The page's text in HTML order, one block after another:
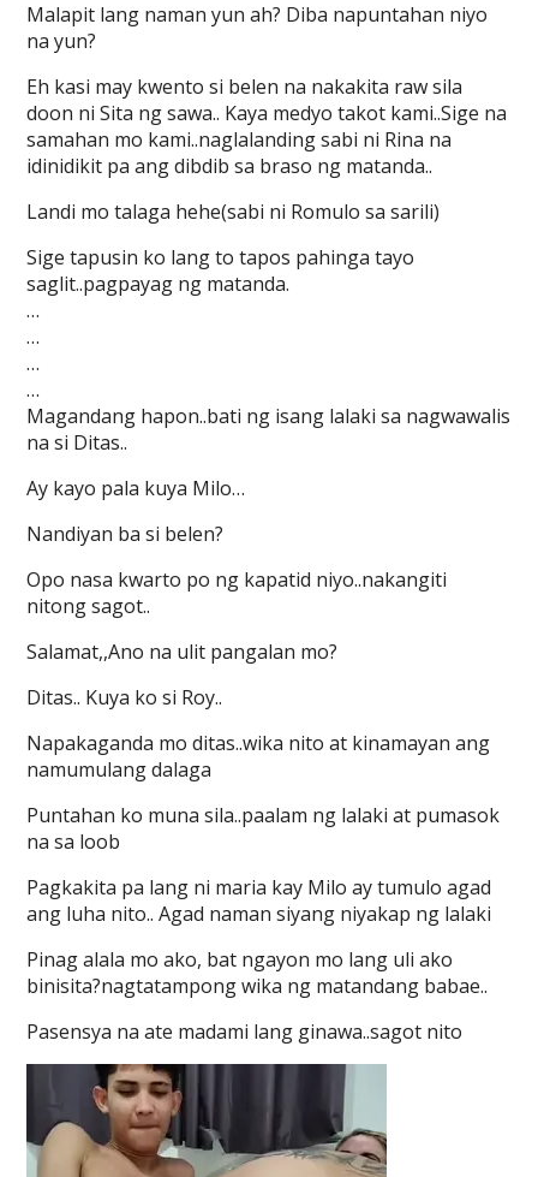
Malapit lang naman yun ah? Diba napuntahan niyo
na yun?
Eh kasi may kwento si belen na nakakita raw sila
doon ni Sita ng sawa.. Kaya medyo takot kami..Sige na
samahan mo kami..naglalanding sabi ni Rina na
idinidikit pa ang dibdib sa braso ng matanda..
Landi mo talaga hehe(sabi ni Romulo sa sarili)
Sige tapusin ko lang to tapos pahinga tayo
saglit..pagpayag ng matanda.
…
…
…
…
Magandang hapon..bati ng isang lalaki sa nagwawalis
na si Ditas..
Ay kayo pala kuya Milo…
Nandiyan ba si belen?
Opo nasa kwarto po ng kapatid niyo..nakangiti
nitong sagot..
Salamat,,Ano na ulit pangalan mo?
Ditas.. Kuya ko si Roy..
Napakaganda mo ditas..wika nito at kinamayan ang
namumulang dalaga
Puntahan ko muna sila..paalam ng lalaki at pumasok
na sa loob
Pagkakita pa lang ni maria kay Milo ay tumulo agad
ang luha nito.. Agad naman siyang niyakap ng lalaki
Pinag alala mo ako, bat ngayon mo lang uli ako
binisita?nagtatampong wika ng matandang babae..
Pasensya na ate madami lang ginawa..sagot nito